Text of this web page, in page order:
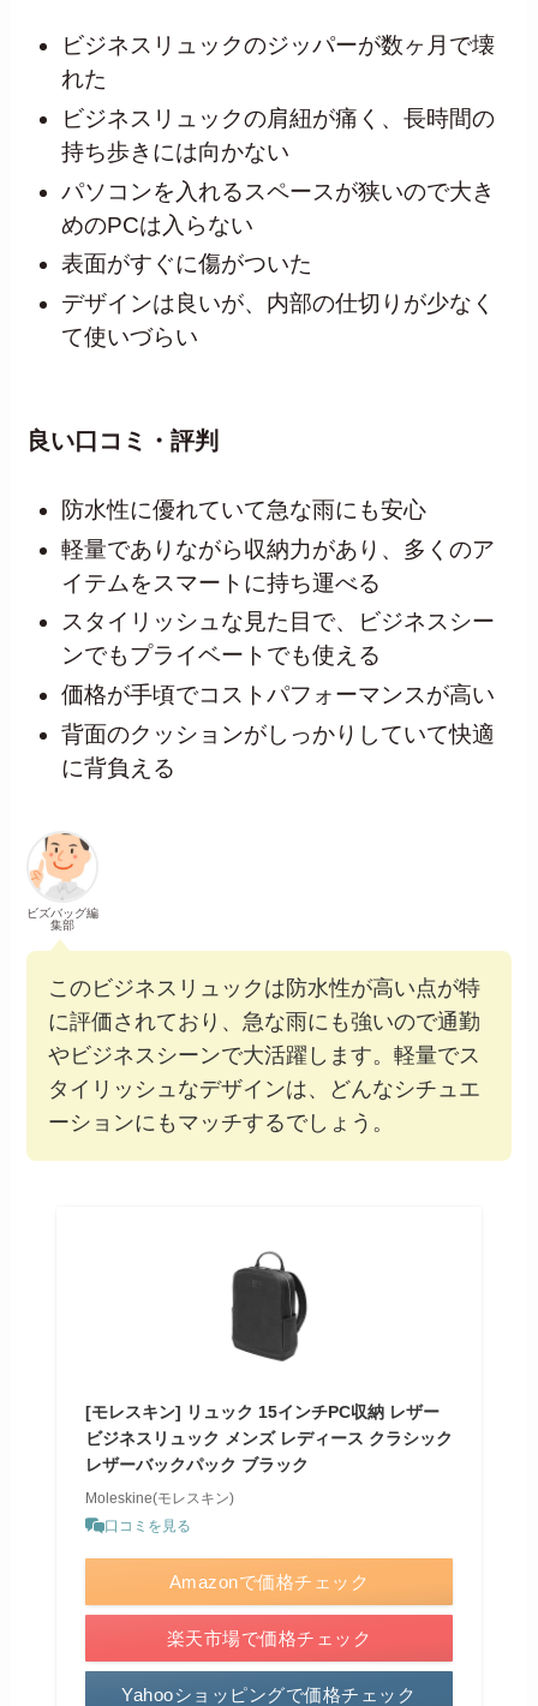
ビジネスリュックのジッパーが数ヶ月で壊
れた
ビジネスリュックの肩紐が痛く、長時間の
持ち歩きには向かない
パソコンを入れるスペースが狭いので大き
めのPCは入らない
表面がすぐに傷がついた
デザインは良いが、内部の仕切りが少なく
て使いづらい
良い口コミ・評判
防水性に優れていて急な雨にも安心
軽量でありながら収納力があり、多くのア
イテムをスマートに持ち運べる
スタイリッシュな見た目で、ビジネスシー
ンでもプライベートでも使える
価格が手頃でコストパフォーマンスが高い
背面のクッションがしっかりしていて快適
に背負える
ビズバッグ編
集部
このビジネスリュックは防水性が高い点が特
に評価されており、急な雨にも強いので通勤
やビジネスシーンで大活躍します。軽量でス
タイリッシュなデザインは、どんなシチュエ
ーションにもマッチするでしょう。
[モレスキン] リュック 15インチPC収納 レザー
ビジネスリュック メンズ レディース クラシック
レザーバックパック ブラック
Moleskine(モレスキン)
口コミを見る
Amazonで価格チェック
楽天市場で価格チェック
Yahooショッピングで価格チェック